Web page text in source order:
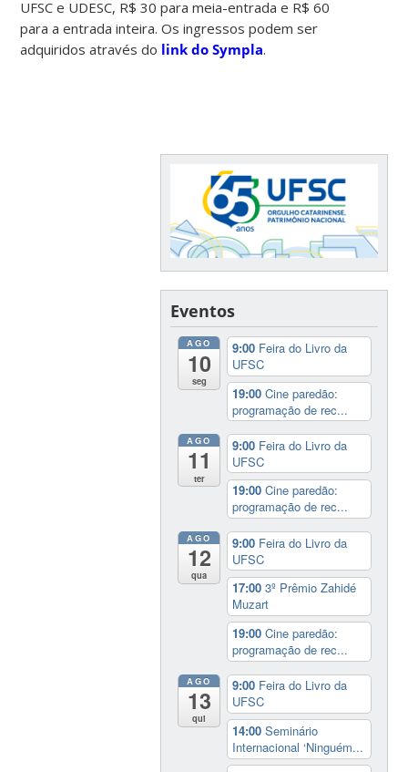
UFSC e UDESC, R$ 30 para meia-entrada e R$ 60
para a entrada inteira. Os ingressos podem ser
adquiridos através do link do Sympla.
Eventos
AGO
10
seg
9:00 Feira do Livro da
UFSC
19:00Cine paredão:
programação de rec...
AGO
11
ter
9:00 Feira do Livro da
UFSC
19:00Cine paredão:
programação de rec...
AGO
12
qua
9:00 Feira do Livro da
UFSC
17:003º Prêmio Zahidé
Muzart
19:00Cine paredão:
programação de rec...
AGO
13
qui
9:00 Feira do Livro da
UFSC
14:00Seminário
Internacional ‘Ninguém...